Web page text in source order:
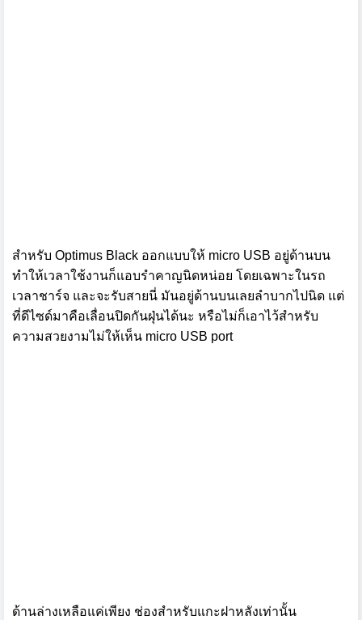
สำหรับ Optimus Black ออกแบบให้ micro USB อยู่ด้านบน
ทำให้เวลาใช้งานก็แอบรำคาญนิดหน่อย โดยเฉพาะในรถ
เวลาชาร์จ และจะรับสายนี่ มันอยู่ด้านบนเลยลำบากไปนิด แต่
ที่ดีไซด์มาคือเลื่อนปิดกันฝุ่นได้นะ หรือไม่ก็เอาไว้สำหรับ
ความสวยงามไม่ให้เห็น micro USB port
ด้านล่างเหลือแค่เพียง ช่องสำหรับแกะฝาหลังเท่านั้น